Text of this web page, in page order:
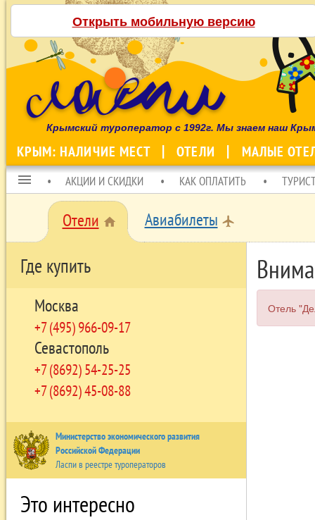
Открыть мобильную версию
Крымский туроператор с 1992г. Мы знаем наш
КРЫМ: НАЛИЧИЕ МЕСТ ОТЕЛИ МАЛЫЕ
menu АКЦИИ И СКИДКИ КАК ОПЛАТИТЬ
Отели home Авиабилеты local_airport
Где купить
Москва
+7 (495) 966-09-17
Севастополь
+7 (8692) 54-25-25
+7 (8692) 45-08-88
Министерство экономического развития
Российской Федерации
Ласпи в реестре туроператоров
Это интересно
Отель